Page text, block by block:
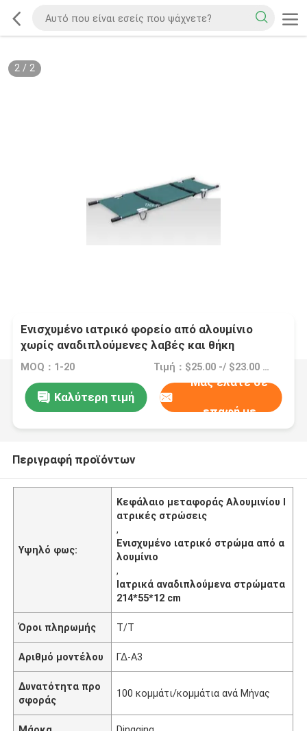
2/ 2
Ενισχυμένο ιατρικό φορείο από αλουμίνιο
χωρίς αναδιπλούμενες λαβές και θήκη
μεταφοράς
MOQ：1-20 Τιμή：$25.00 -/ $23.00 Pieces
Καλύτερη τιμή
Μας ελάτε σε
επαφή με
Περιγραφή προϊόντων
Υψηλό φως:
Κεφάλαιο μεταφοράς Αλουμινίου Ι
ατρικές στρώσεις
,
Ενισχυμένο ιατρικό στρώμα από α
λουμίνιο
,
Ιατρικά αναδιπλούμενα στρώματα
214*55*12 cm
Όροι πληρωμής Τ/Τ
Αριθμό μοντέλου ΓΔ-Α3
Δυνατότητα προ
σφοράς
100 κομμάτι/κομμάτια ανά Μήνας